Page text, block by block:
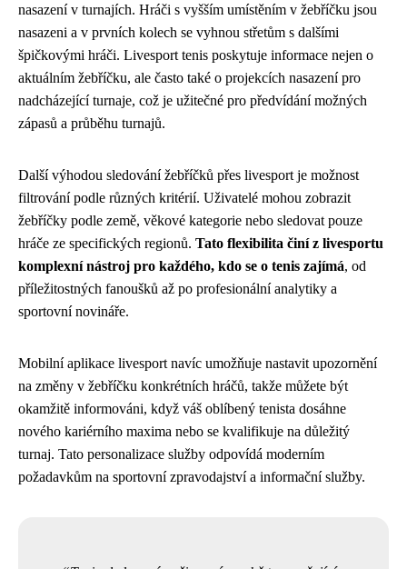
nasazení v turnajích. Hráči s vyšším umístěním v žebříčku jsou
nasazeni a v prvních kolech se vyhnou střetům s dalšími
špičkovými hráči. Livesport tenis poskytuje informace nejen o
aktuálním žebříčku, ale často také o projekcích nasazení pro
nadcházející turnaje, což je užitečné pro předvídání možných
zápasů a průběhu turnajů.
Další výhodou sledování žebříčků přes livesport je možnost
filtrování podle různých kritérií. Uživatelé mohou zobrazit
žebříčky podle země, věkové kategorie nebo sledovat pouze
hráče ze specifických regionů. Tato flexibilita činí z livesportu
komplexní nástroj pro každého, kdo se o tenis zajímá, od
příležitostných fanoušků až po profesionální analytiky a
sportovní novináře.
Mobilní aplikace livesport navíc umožňuje nastavit upozornění
na změny v žebříčku konkrétních hráčů, takže můžete být
okamžitě informováni, když váš oblíbený tenista dosáhne
nového kariérního maxima nebo se kvalifikuje na důležitý
turnaj. Tato personalizace služby odpovídá moderním
požadavkům na sportovní zpravodajství a informační služby.